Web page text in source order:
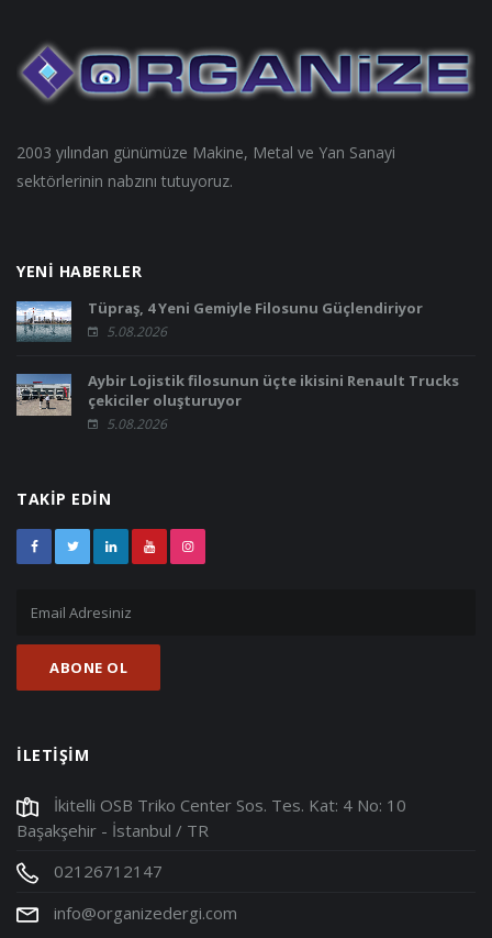
2003 yılından günümüze Makine, Metal ve Yan Sanayi
sektörlerinin nabzını tutuyoruz.
YENİ HABERLER
Tüpraş, 4 Yeni Gemiyle Filosunu Güçlendiriyor
5.08.2026
Aybir Lojistik filosunun üçte ikisini Renault Trucks
çekiciler oluşturuyor
5.08.2026
TAKİP EDİN
İLETİŞİM
İkitelli OSB Triko Center Sos. Tes. Kat: 4 No: 10
Başakşehir - İstanbul / TR
02126712147
info@organizedergi.com